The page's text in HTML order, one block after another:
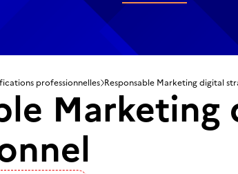
professionnelles Responsable Marketing digital